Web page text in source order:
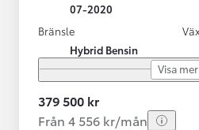
07-2020
Bränsle
Hybrid Bensin
Visa mer
379 500 kr
Från 4 556 kr/mån